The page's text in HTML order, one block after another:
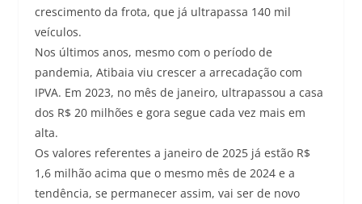
crescimento da frota, que já ultrapassa 140 mil
veículos.
Nos últimos anos, mesmo com o período de
pandemia, Atibaia viu crescer a arrecadação com
IPVA. Em 2023, no mês de janeiro, ultrapassou a casa
dos R$ 20 milhões e gora segue cada vez mais em
alta.
Os valores referentes a janeiro de 2025 já estão R$
1,6 milhão acima que o mesmo mês de 2024 e a
tendência, se permanecer assim, vai ser de novo